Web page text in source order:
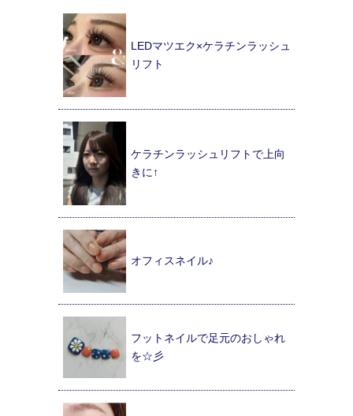
LEDマツエク×ケラチンラッシュ
リフト
ケラチンラッシュリフトで上向
きに↑
オフィスネイル♪
フットネイルで足元のおしゃれ
を☆彡